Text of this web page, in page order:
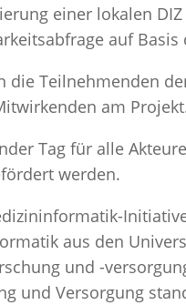
einer lokalen
auf
die Teilnehmenden
am
Tag für alle
werden.
aus den
und -
und Versorgung